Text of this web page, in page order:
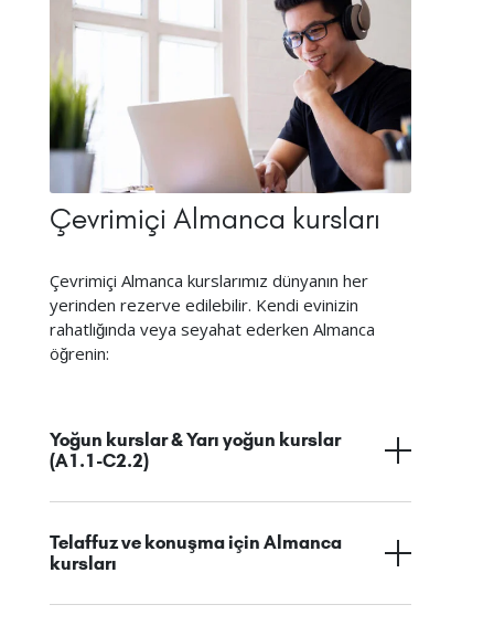
Çevrimiçi Almanca kursları
Çevrimiçi Almanca kurslarımız dünyanın her
yerinden rezerve edilebilir. Kendi evinizin
rahatlığında veya seyahat ederken Almanca
öğrenin:
Yoğun kurslar & Yarı yoğun kurslar
(A1.1-C2.2)
Telaffuz ve konuşma için Almanca
kursları